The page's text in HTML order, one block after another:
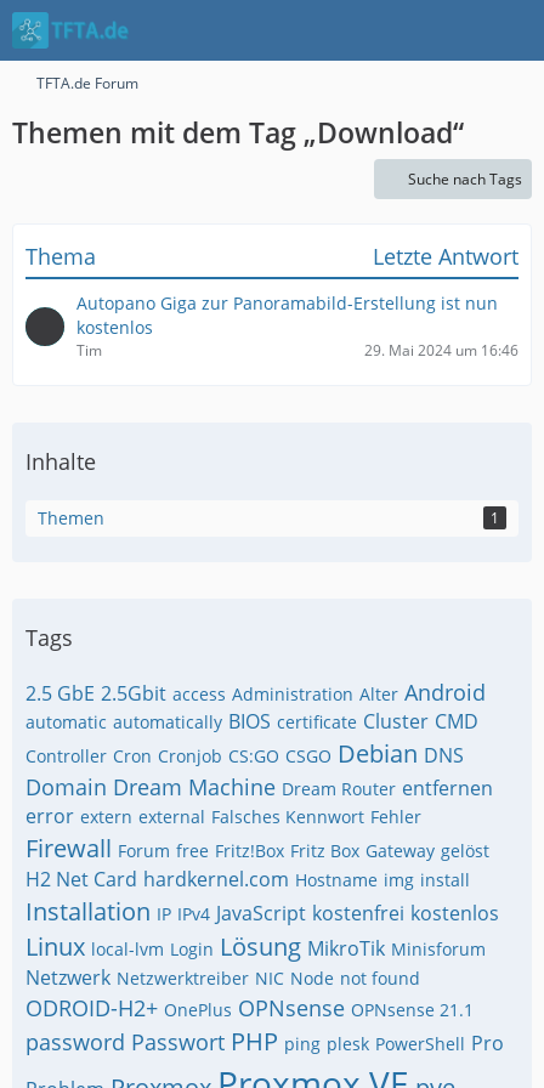
TFTA.de Forum
Themen mit dem Tag „Download“
Suche nach Tags
Thema Letzte Antwort
Autopano Giga zur Panoramabild-Erstellung ist nun
kostenlos
Tim 29. Mai 2024 um 16:46
Inhalte
Themen 1
Tags
2.5 GbE 2.5Gbit access Administration Alter Android
automatic automatically BIOS certificate Cluster CMD
Controller Cron Cronjob CS:GO CSGO Debian DNS
Domain Dream Machine Dream Router entfernen
error extern external Falsches Kennwort Fehler
Firewall Forum free Fritz!Box Fritz Box Gateway gelöst
H2 Net Card hardkernel.com Hostname img install
Installation IP IPv4 JavaScript kostenfrei kostenlos
Linux local-lvm Login Lösung MikroTik Minisforum
Netzwerk Netzwerktreiber NIC Node not found
ODROID-H2+ OnePlus OPNsense OPNsense 21.1
password Passwort PHP ping plesk PowerShell Pro